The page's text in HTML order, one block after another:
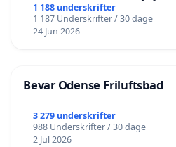
lokalområde i balance
1 188 underskrifter
1 187 Underskrifter / 30 dage
24 Jun 2026
Bevar Odense Friluftsbad
3 279 underskrifter
988 Underskrifter / 30 dage
2 Jul 2026